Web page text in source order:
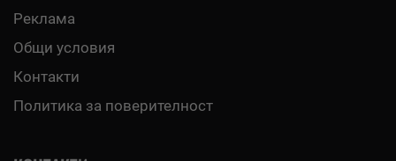
Реклама
Общи условия
Контакти
Политика за поверителност